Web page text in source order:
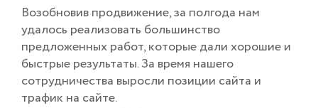
Возобновив продвижение, за полгода нам
удалось реализовать большинство
предложенных работ, которые дали хорошие и
быстрые результаты. За время нашего
сотрудничества выросли позиции сайта и
трафик на сайте.